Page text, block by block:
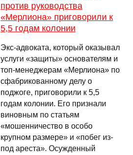
против руководства
«Мерлиона» приговорили к
5,5 годам колонии
Экс-адвоката, который оказывал
услуги «защиты» основателям и
топ-менеджерам «Мерлиона» по
сфабрикованному делу о
поджоге, приговорили к 5,5
годам колонии. Его признали
виновным по статьям
«мошенничество в особо
крупном размере» и «побег из-
под ареста». Осужденный